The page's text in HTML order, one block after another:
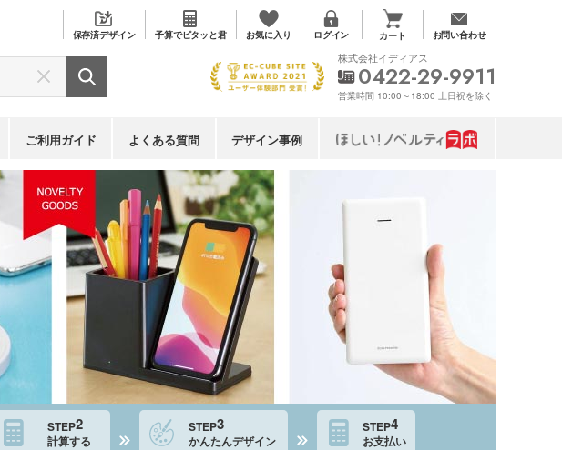
保存済デザイン 予算でピタッと君 お気に入り ログイン カート お問い合わせ
ご利用ガイド よくある質問 デザイン事例
株式会社イディアス
0422-29-9911
営業時間 10:00～18:00 土日祝を除く
STEP2
計算する
STEP3
かんたんデザイン
STEP4
お支払い